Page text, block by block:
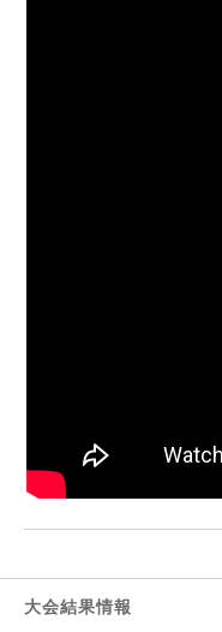
大会結果情報